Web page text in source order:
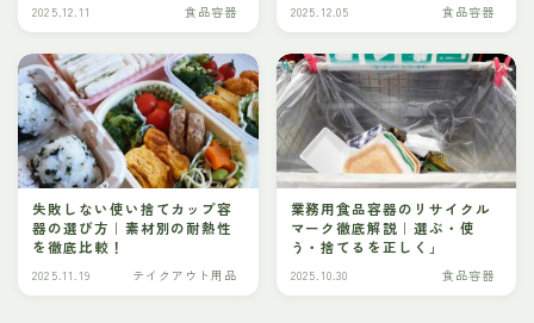
2025.12.11 食品容器 2025.12.05 食品容器
失敗しない使い捨てカップ容
器の選び方｜素材別の耐熱性
を徹底比較！
2025.11.19 テイクアウト用品
業務用食品容器のリサイクル
マーク徹底解説｜選ぶ・使
う・捨てるを正しく」
2025.10.30 食品容器